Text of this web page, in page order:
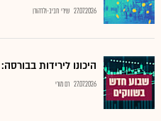
27.07.2026 שירי חביב-ולדהורן
היכונו לירידות
27.07.2026 רם מורי